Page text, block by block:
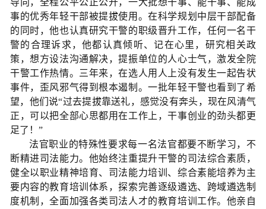
事的优秀年轻干部被提拔使用。在科学规划中层干部配备
的同时，他也认真研究干警的职级晋升工作，任何一名干
警的合理诉求，他都认真倾听、记在心里，研究相关政
策，想方设法沟通解决，提振单位的人心士气，激发全院
干警工作热情。三年来，在选人用人上没有发生一起告状
事件，歪风邪气得到根本遏制。一批年轻干警也看到了希
望，他们说“过去提拔靠送礼，感觉没有奔头，现在风清气
正，可以把全部心思都用在工作上，干事创业的劲头都更
足了！”
法官职业的特殊性要求每一名法官都要不断学习，不
断精进司法能力。他始终注重提升干警的司法综合素质，
健全以职业精神培育、司法能力培训、综合素能培养为主
要内容的教育培训体系，探索完善逐级遴选、跨域遴选制
度机制，全面加强各类司法人才的教育培训工作。他亲自